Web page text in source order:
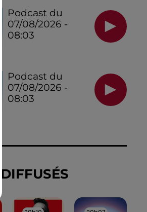
Podcast du
07/08/2026 -
08:03
Podcast du
07/08/2026 -
08:03
DIFFUSÉS